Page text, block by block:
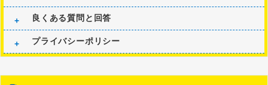
良くある質問と回答
プライバシーポリシー